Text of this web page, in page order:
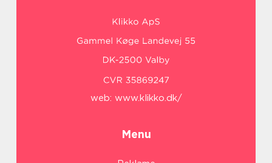
web: www.klikko.dk/
Menu